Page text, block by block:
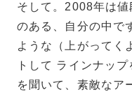
そして。2008年は
のある、自分の中で
ような（上がってく
トして ラインナッ
を聞いて、素敵なア